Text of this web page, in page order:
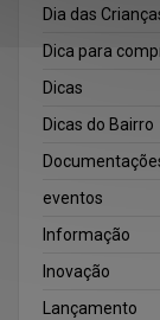
Dia das
Dica para
Dicas
Dicas do Bairro
eventos
Informação
Inovação
Lançamento